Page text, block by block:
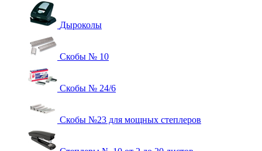
Дыроколы
Скобы № 10
Скобы № 24/6
Скобы №23 для мощных степлеров